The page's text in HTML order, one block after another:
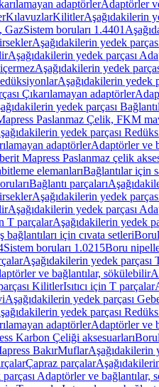
adaptörlerAdaptörler
KılavuzlarKilitlerAşağıdakilerin
GazSistem boruları 1.4401
Aşağıdakilerin yedek
Aşağıdakilerin yedek parçası
Aşağıdakilerin yedek
Aşağıdakilerin yedek
Çıkarılamayan adaptörler
yedek parçası
Paslanmaz Çelik, FKM
yedek parçası
adaptörlerAdaptörler ve
Mapress Paslanmaz çelik
elemanlarıBağlantılar için
Bağlantı parçaları
Aşağıdakilerin yedek
Aşağıdakilerin yedek parçası
T parçalarAşağıdakilerin yedek
bağlantıları için cıvata setleri
Sistem boruları 1.0215Boru
Aşağıdakilerin yedek parçası
ve bağlantılar, sökülebilir
KilitlerIsıtıcı için T parçalar
Aşağıdakilerin yedek parçası
yedek parçası
adaptörlerAdaptörler ve
Karbon Çeliği aksesuarları
BakırMuflarAşağıdakilerin
Çapraz parçalar
Adaptörler ve bağlantılar,